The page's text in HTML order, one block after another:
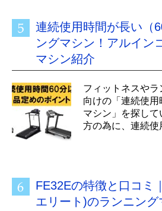
連続使用時間が長い（
ングマシン！アルイン
マシン紹介
フィットネスや
向けの「連続使
マシン」を探し
方の為に、連続使
FE32Eの特徴と口コミ
エリート)のランニング